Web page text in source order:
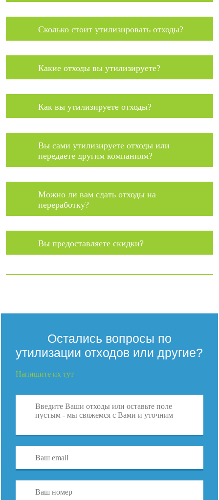
Сколько стоит утилизировать отходы?
Какие отходы вы утилизируете?
Как вы утилизируете отходы?
Вы сами утилизируете отходы или
передаете другим компаниям?
Можно ли вам сдать отходы на
переработку?
Вы предоставляете скидки?
Остались вопросы по
утилизации отходов или другие?
Напишите их тут